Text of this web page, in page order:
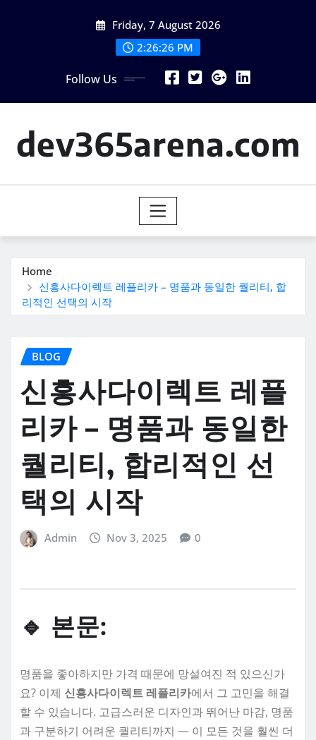
Friday, 7 August 2026
2:26:27 PM
Follow Us
dev365arena.com
Home
신흥사다이렉트 레플리카 – 명품과 동일한 퀄리티, 합
리적인 선택의 시작
BLOG
신흥사다이렉트 레플
리카 – 명품과 동일한
퀄리티, 합리적인 선
택의 시작
Admin Nov 3, 2025 0
🔹 본문:
명품을 좋아하지만 가격 때문에 망설여진 적 있으신가
요? 이제 신흥사다이렉트 레플리카에서 그 고민을 해결
할 수 있습니다. 고급스러운 디자인과 뛰어난 마감, 명품
과 구분하기 어려운 퀄리티까지 — 이 모든 것을 훨씬 더